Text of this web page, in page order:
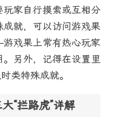
家自行摸索或互相分
就，可以访问游戏果
戏果上常有热心玩家
另外，记得在设置里
类特殊成就。
“拦路虎”详解